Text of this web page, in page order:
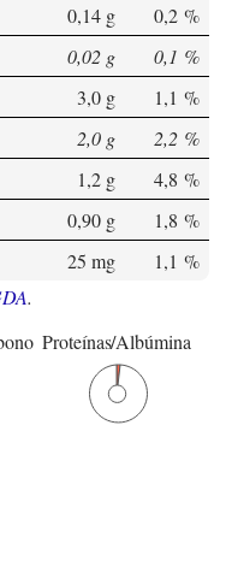
0,14 g
0,2 %
0,02 g
0,1 %
3,0 g
1,1 %
2,0 g
2,2 %
1,2 g
4,8 %
0,90 g
1,8 %
25 mg
1,1 %
.
Proteínas/Albúmina